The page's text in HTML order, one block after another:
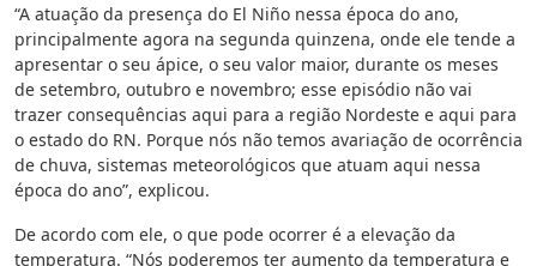
“A atuação da presença do El Niño nessa época do ano,
principalmente agora na segunda quinzena, onde ele tende a
apresentar o seu ápice, o seu valor maior, durante os meses
de setembro, outubro e novembro; esse episódio não vai
trazer consequências aqui para a região Nordeste e aqui para
o estado do RN. Porque nós não temos avariação de ocorrência
de chuva, sistemas meteorológicos que atuam aqui nessa
época do ano”, explicou.
De acordo com ele, o que pode ocorrer é a elevação da
temperatura. “Nós poderemos ter aumento da temperatura e